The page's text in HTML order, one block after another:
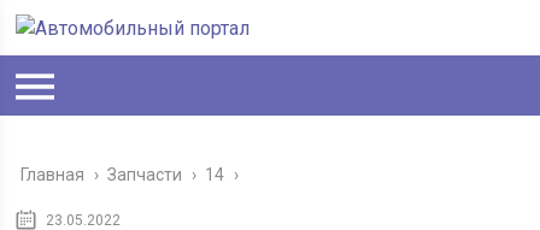
Главная › Запчасти › 14 ›
23.05.2022